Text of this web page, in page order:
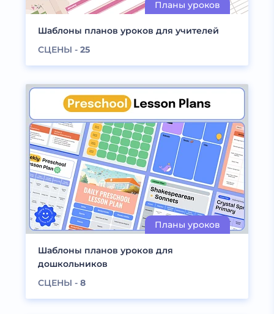
Шаблоны планов уроков для учителей
СЦЕНЫ - 25
Шаблоны планов уроков для
дошкольников
СЦЕНЫ - 8